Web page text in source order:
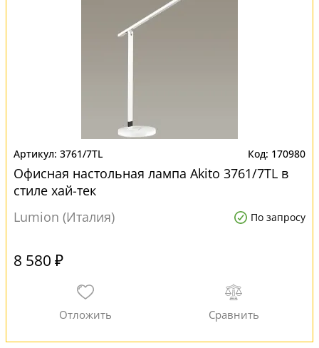
3761/7TL 170980
Офисная настольная лампа Akito 3761/7TL в
стиле хай-тек
Lumion (Италия)
По запросу
8 580 ₽